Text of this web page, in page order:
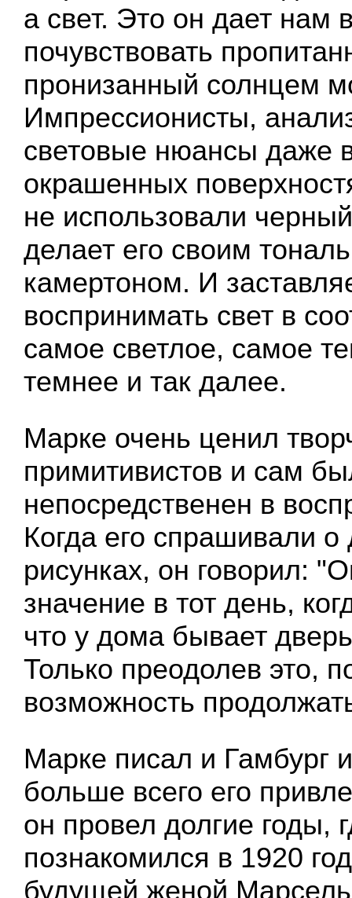
а свет. Это он дает нам
почувствовать
пронизанный солнцем
Импрессионисты,
световые нюансы даже
окрашенных
не использовали
делает его своим
камертоном. И
воспринимать свет в
самое светлое, самое
темнее и так далее.
Марке очень ценил
примитивистов и сам
непосредственен в
Когда его спрашивали о
рисунках, он говорил:
значение в тот день,
что у дома бывает
Только преодолев это,
возможность
Марке писал и Гамбург
больше всего его
он провел долгие годы,
познакомился в 1920
будущей женой